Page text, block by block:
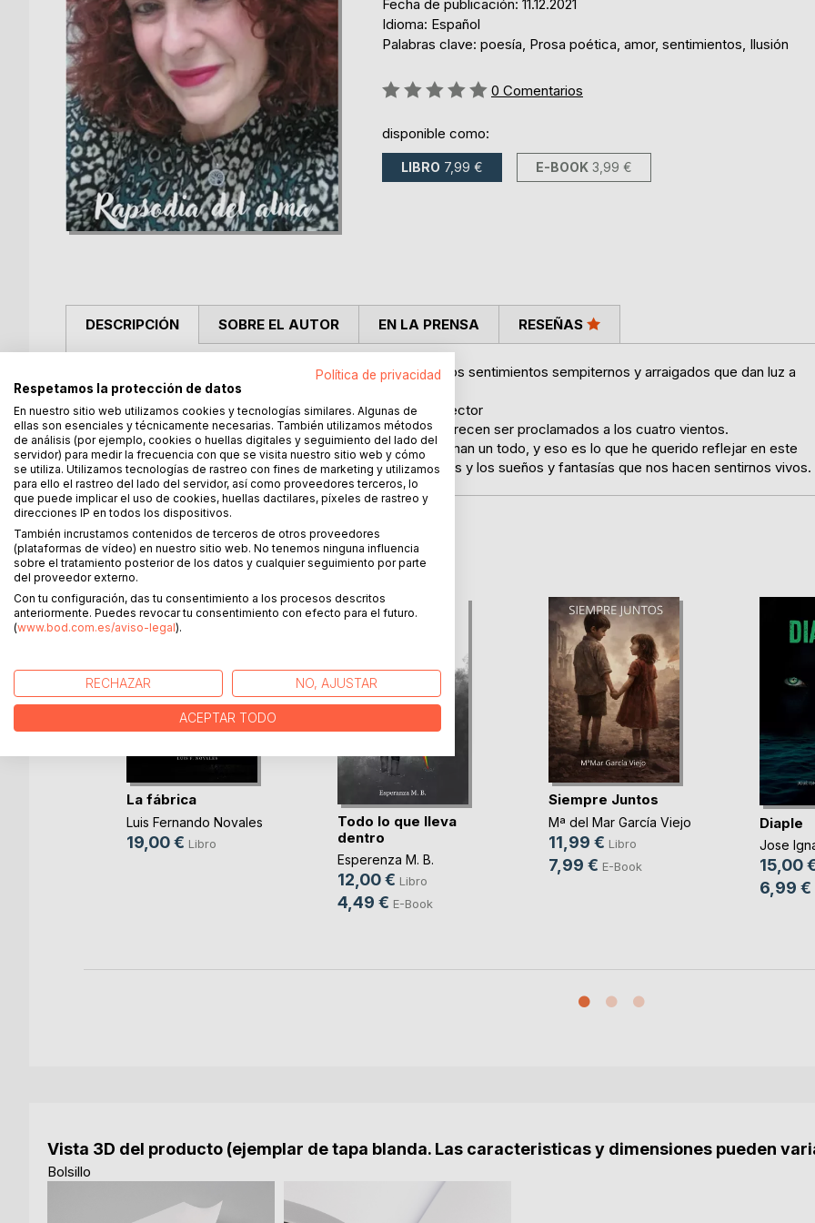
Fecha de publicación: 11.12.2021
Idioma: Español
Palabras clave: poesía, Prosa poética, amor, sentimientos, Ilusión
Rating:
0 Comentarios
disponible como:
LIBRO 7,99 € E-BOOK 3,99 €
DESCRIPCIÓN
Rapsodia del alma es una obra intimista que desarrolla esos sentimientos sempiternos y arraigados que dan luz a
toda una vida dedicada al concepto del amor.
Escritos que pretendo que hagan vibrar, soñar y sentir al lector
con esos sentimientos que todos hemos tenido y que merecen ser proclamados a los cuatro vientos.
Sin duda la vida se compone de luces y sombras que forman un todo, y eso es lo que he querido reflejar en este
poemario, ese amor y desamor, las añoranzas, las ilusiones y los sueños y fantasías que nos hacen sentirnos vivos.
SOBRE EL AUTOR EN LA PRENSA RESEÑAS
MÁS TÍTULOS DEBoD
La fábrica
Luis Fernando Novales
19,00 € Libro
Todo lo que lleva
dentro
Esperenza M. B.
12,00 € Libro
4,49 € E-Book
Siempre Juntos
Mª del Mar García Viejo
11,99 € Libro
7,99 € E-Book
Diaple
Jose
15,00
6,99 €
Vista 3D del producto (ejemplar de tapa blanda. Las caracteristicas y dimensiones pueden
Bolsillo
Política de privacidad
Respetamos la protección de datos
En nuestro sitio web utilizamos cookies y tecnologías similares. Algunas de
ellas son esenciales y técnicamente necesarias. También utilizamos métodos
de análisis (por ejemplo, cookies o huellas digitales y seguimiento del lado del
servidor) para medir la frecuencia con que se visita nuestro sitio web y cómo
se utiliza. Utilizamos tecnologías de rastreo con fines de marketing y utilizamos
para ello el rastreo del lado del servidor, así como proveedores terceros, lo
que puede implicar el uso de cookies, huellas dactilares, píxeles de rastreo y
direcciones IP en todos los dispositivos.
También incrustamos contenidos de terceros de otros proveedores
(plataformas de vídeo) en nuestro sitio web. No tenemos ninguna influencia
sobre el tratamiento posterior de los datos y cualquier seguimiento por parte
del proveedor externo.
Con tu configuración, das tu consentimiento a los procesos descritos
anteriormente. Puedes revocar tu consentimiento con efecto para el futuro.
(www.bod.com.es/aviso-legal).
RECHAZAR NO, AJUSTAR
ACEPTAR TODO